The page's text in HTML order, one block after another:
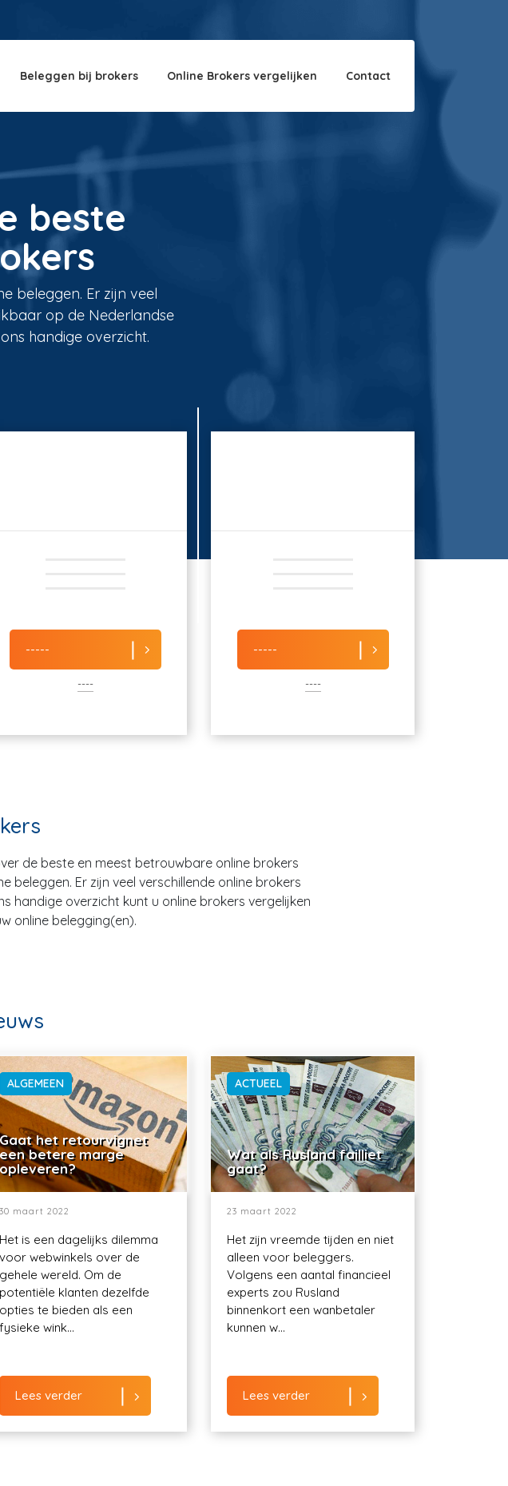
Beleggen bij brokers Online Brokers vergelijken Contact
beste
beleggen. Er zijn veel
op de Nederlandse
handige overzicht.
-----
----
-----
----
de beste en meest betrouwbare online brokers
beleggen. Er zijn veel verschillende online brokers
handige overzicht kunt u online brokers vergelijken
online belegging(en).
ALGEMEEN
Gaat het retourvignet
een betere marge
opleveren?
30 maart 2022
Het is een dagelijks dilemma
voor webwinkels over de
gehele wereld. Om de
potentiële klanten dezelfde
opties te bieden als een
fysieke wink...
Lees verder
ACTUEEL
Wat als Rusland failliet
gaat?
23 maart 2022
Het zijn vreemde tijden en niet
alleen voor beleggers.
Volgens een aantal financieel
experts zou Rusland
binnenkort een wanbetaler
kunnen w...
Lees verder